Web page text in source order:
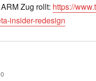
Zug rollt: https://
insider-redesign